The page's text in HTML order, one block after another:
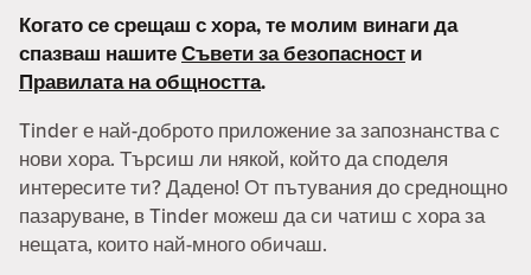
Когато се срещаш с хора, те молим винаги да
спазваш нашитеСъвети за безопасност и
Правилата на общността.
Tinder е най-доброто приложение за запознанства с
нови хора. Търсиш ли някой, който да споделя
интересите ти? Дадено! От пътувания до среднощно
пазаруване, в Tinder можеш да си чатиш с хора за
нещата, които най-много обичаш.